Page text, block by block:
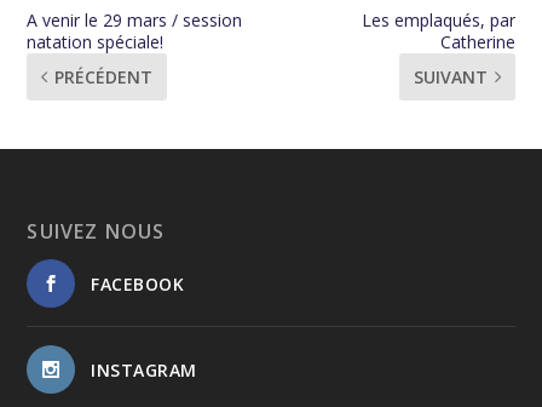
A venir le 29 mars / session
natation spéciale!
PRÉCÉDENT
Les emplaqués, par
Catherine
SUIVANT
SUIVEZ NOUS
FACEBOOK
INSTAGRAM